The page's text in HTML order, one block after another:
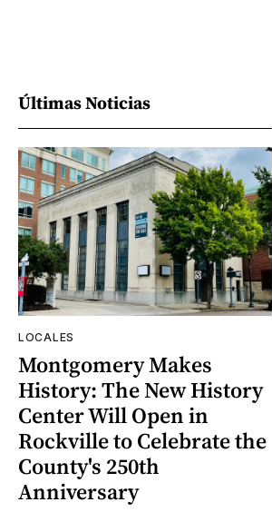
Últimas Noticias
LOCALES
Montgomery Makes
History: The New History
Center Will Open in
Rockville to Celebrate the
County's 250th
Anniversary